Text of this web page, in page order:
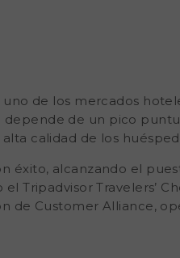
de los mercados
de un pico
calidad de los
éxito, alcanzando el
elTripadvisor Travelers’
de Customer Alliance,